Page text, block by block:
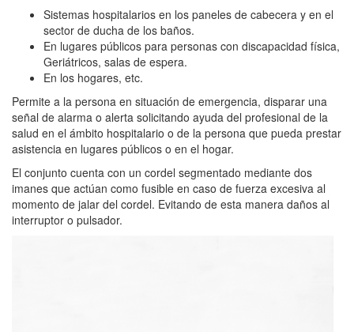
Sistemas hospitalarios en los paneles de cabecera y en el
sector de ducha de los baños.
En lugares públicos para personas con discapacidad física,
Geriátricos, salas de espera.
En los hogares, etc.
Permite a la persona en situación de emergencia, disparar una
señal de alarma o alerta solicitando ayuda del profesional de la
salud en el ámbito hospitalario o de la persona que pueda prestar
asistencia en lugares públicos o en el hogar.
El conjunto cuenta con un cordel segmentado mediante dos
imanes que actúan como fusible en caso de fuerza excesiva al
momento de jalar del cordel. Evitando de esta manera daños al
interruptor o pulsador.